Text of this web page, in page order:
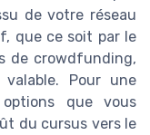
de votre réseau
que ce soit par le
de crowdfunding,
Pour une
que vous
du cursus vers le